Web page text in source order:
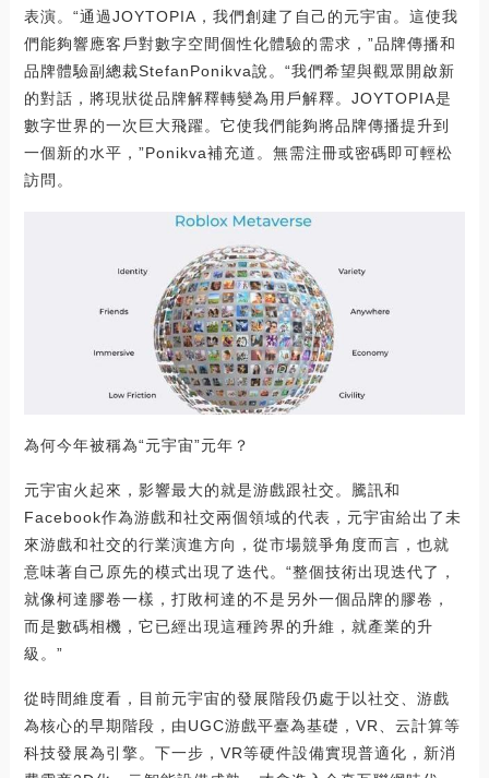
表演。“通過JOYTOPIA，我們創建了自己的元宇宙。這使我
們能夠響應客戶對數字空間個性化體驗的需求，”品牌傳播和
品牌體驗副總裁StefanPonikva說。“我們希望與觀眾開啟新
的對話，將現狀從品牌解釋轉變為用戶解釋。JOYTOPIA是
數字世界的一次巨大飛躍。它使我們能夠將品牌傳播提升到
一個新的水平，”Ponikva補充道。無需注冊或密碼即可輕松
訪問。
為何今年被稱為“元宇宙”元年？
元宇宙火起來，影響最大的就是游戲跟社交。騰訊和
Facebook作為游戲和社交兩個領域的代表，元宇宙給出了未
來游戲和社交的行業演進方向，從市場競爭角度而言，也就
意味著自己原先的模式出現了迭代。“整個技術出現迭代了，
就像柯達膠卷一樣，打敗柯達的不是另外一個品牌的膠卷，
而是數碼相機，它已經出現這種跨界的升維，就產業的升
級。”
從時間維度看，目前元宇宙的發展階段仍處于以社交、游戲
為核心的早期階段，由UGC游戲平臺為基礎，VR、云計算等
科技發展為引擎。下一步，VR等硬件設備實現普適化，新消